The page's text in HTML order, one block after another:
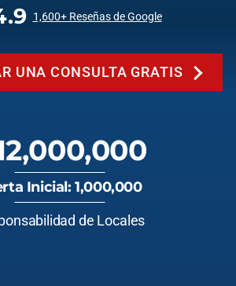
1,600+ Reseñas de Google
UNA CONSULTA GRATIS
Inicial: 1,000,000
de Locales